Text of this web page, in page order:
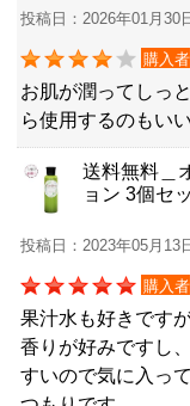
投稿日：2026年01月30
購入者
お肌が潤ってしっ
ら使用するのもい
送料無料＿
ョン 3個セ
投稿日：2023年05月13
購入者
果汁水も好きです
香りが好みですし
すいので気に入っ